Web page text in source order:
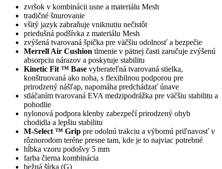
zvršok v kombinácii usne a materiálu Mesh
tradičné šnurovanie
všitý jazyk zabraňuje vniknutiu nečistôt
priedušná podšívka z materiálu Mesh
zvýšená tvarovaná špička pre väčšiu odolnosť a bezpečie
Merrell Air Cushion tlmenie v pätnej časti zaručuje zvýšenú
absorpciu nárazov a poskytuje stabilitu
Kinetic Fit ™ Base vyberateľná tvarovaná stielka,
konštruovaná ako noha, s flexibilnou podporou pre
prirodzený nášľap, napomáha predchádzať únave
stláčaním tvarovaná EVA medzipodrážka pre väčšiu stabilitu a
pohodlie
nylonová podpora klenby zabezpečí prirodzený ohyb
chodidla a lepšiu stabilitu
M-Select ™ Grip pre odolnú trakciu a výbornú priľnavosť v
rôznorodom teréne presne tam, kde je to najviac potrebné
hĺbka vzoru podošvy 5 mm
farba čierna kombinácia
bežná šírka (G)